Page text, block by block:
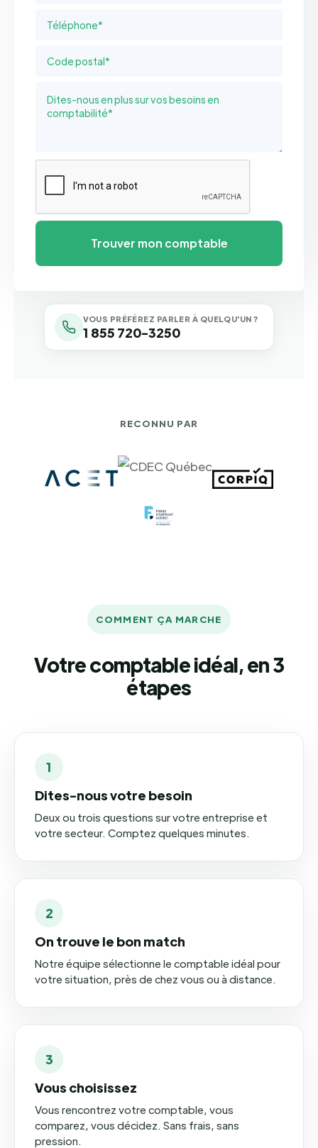
VOUS PRÉFÉREZ PARLER À QUELQU'UN ?
1 855 720-3250
RECONNU PAR
COMMENT ÇA MARCHE
Votre comptable idéal, en 3
étapes
1
Dites-nous votre besoin
Deux ou trois questions sur votre entreprise et
votre secteur. Comptez quelques minutes.
2
On trouve le bon match
Notre équipe sélectionne le comptable idéal pour
votre situation, près de chez vous ou à distance.
3
Vous choisissez
Vous rencontrez votre comptable, vous
comparez, vous décidez. Sans frais, sans
pression.